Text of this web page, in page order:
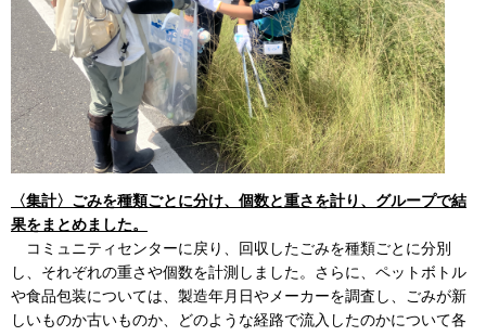
〈集計〉ごみを種類ごとに分け、個数と重さを計り、グループで結
果をまとめました。
コミュニティセンターに戻り、回収したごみを種類ごとに分別
し、それぞれの重さや個数を計測しました。さらに、ペットボトル
や食品包装については、製造年月日やメーカーを調査し、ごみが新
しいものか古いものか、どのような経路で流入したのかについて各